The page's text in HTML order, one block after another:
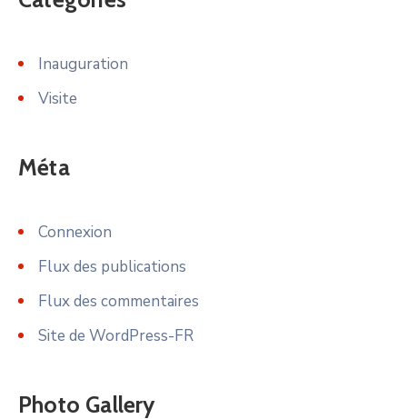
Inauguration
Visite
Méta
Connexion
Flux des publications
Flux des commentaires
Site de WordPress-FR
Photo Gallery